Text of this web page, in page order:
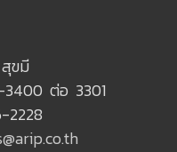
ขมี
ต่อ 3301
2228